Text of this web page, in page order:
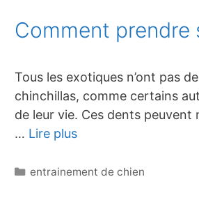
Comment
Tous les exotiques n’ont pas
chinchillas, comme certains
de leur vie. Ces dents
… Lire plus
Catégories
entrainement de chien